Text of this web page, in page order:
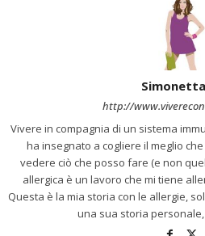
http://
Vivere in compagnia di un sistema
ha insegnato a cogliere il meglio
vedere ciò che posso fare (e non
allergica è un lavoro che mi tiene
Questa è la mia storia con le allergie,
una sua storia